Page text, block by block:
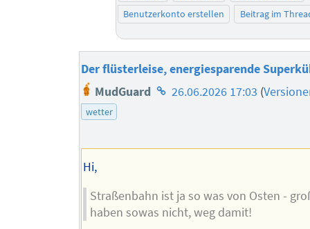
Benutzerkonto erstellen
Beitrag im
Der flüsterleise, energiesparende
MudGuard Homepage
26.06.2026 17:03 (
wetter
Hi,
Straßenbahn ist ja so was von Osten -
haben sowas nicht, weg damit!